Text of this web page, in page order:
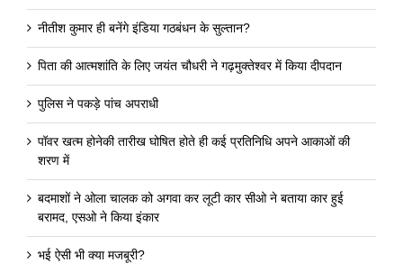
नीतीश कुमार ही बनेंगे इंडिया गठबंधन के सुल्तान?
पिता की आत्मशांति के लिए जयंत चौधरी ने गढ़मुक्तेश्वर में किया दीपदान
पुलिस ने पकड़े पांच अपराधी
पॉवर खत्म होनेकी तारीख घोषित होते ही कई प्रतिनिधि अपने आकाओं की
शरण में
बदमाशों ने ओला चालक को अगवा कर लूटी कार सीओ ने बताया कार हुई
बरामद, एसओ ने किया इंकार
भई ऐसी भी क्या मजबूरी?